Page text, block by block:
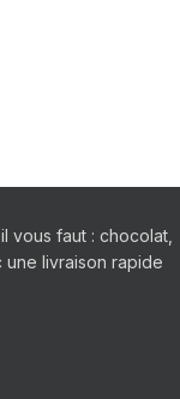
vous faut : chocolat,
livraison rapide